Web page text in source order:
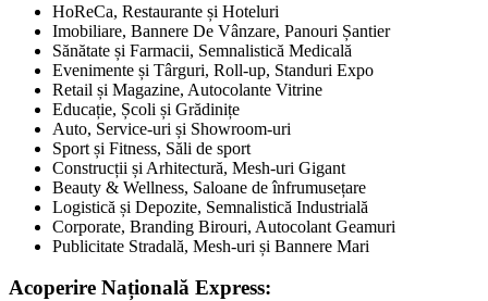
HoReCa, Restaurante și Hoteluri
Imobiliare, Bannere De Vânzare, Panouri Șantier
Sănătate și Farmacii, Semnalistică Medicală
Evenimente și Târguri, Roll-up, Standuri Expo
Retail și Magazine, Autocolante Vitrine
Educație, Școli și Grădinițe
Auto, Service-uri și Showroom-uri
Sport și Fitness, Săli de sport
Construcții și Arhitectură, Mesh-uri Gigant
Beauty & Wellness, Saloane de înfrumusețare
Logistică și Depozite, Semnalistică Industrială
Corporate, Branding Birouri, Autocolant Geamuri
Publicitate Stradală, Mesh-uri și Bannere Mari
Acoperire Națională Express: